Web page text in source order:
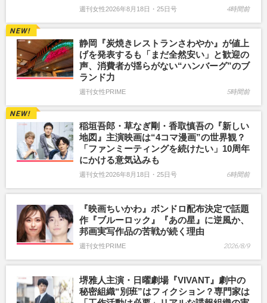
週刊女性2026年8月18日・25日号 4時間前
静岡『炭焼きレストランさわやか』が値上
げを発表するも「まだ全然安い」と歓迎の
声、消費者が揺らがない“ハンバーグ”のブ
ランド力
週刊女性PRIME 5時間前
稲垣吾郎・草なぎ剛・香取慎吾の『新しい
地図』主演映画は“4コマ漫画”の世界観？
「ファンミーティングを続けたい」10周年
にかける意気込みも
週刊女性2026年8月18日・25日号 6時間前
『映画ちいかわ』ボンドロ配布決定で話題
作『ブルーロック』『あの星』に逆風か、
邦画実写作品の苦戦が続く理由
週刊女性PRIME 2026/8/9
堺雅人主演・日曜劇場『VIVANT』劇中の
秘密組織“別班”はフィクション？専門家は